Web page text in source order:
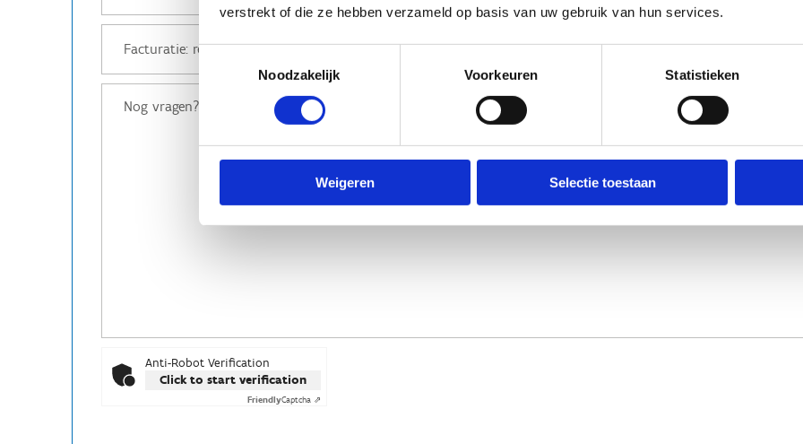
verstrekt of die ze hebben verzameld op basis van uw gebruik van hun services.
Toestemmingsselectie
Noodzakelijk
Voorkeuren Statistieken
Weigeren Selectie toestaan
Anti-Robot Verification
Click to start verification
FriendlyCaptcha ⇗